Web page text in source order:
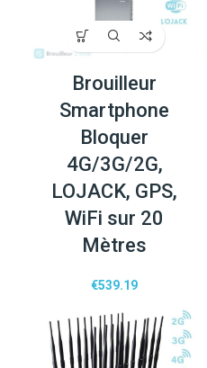
Brouilleur
Smartphone
Bloquer
4G/3G/2G,
LOJACK, GPS,
WiFi sur 20
Mètres
€539.19